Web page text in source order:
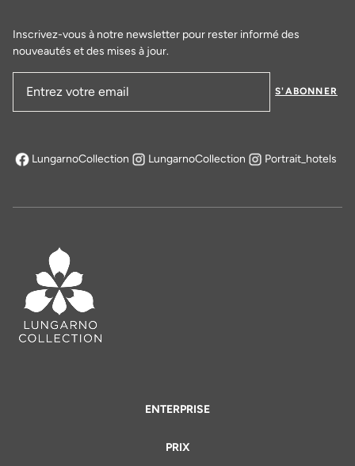
ENTERPRISE
PRIX
Inscrivez-vous à notre newsletter pour rester informé des
nouveautés et des mises à jour.
S'ABONNER
LungarnoCollection
s'ouvre dans un nouvel onglet
LungarnoCollection Portrait_hotels